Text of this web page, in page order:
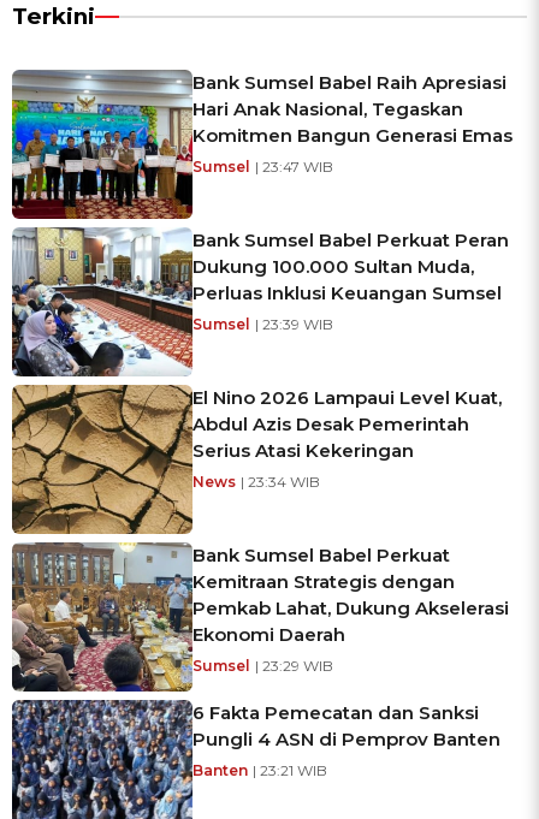
Terkini
Bank Sumsel Babel Raih Apresiasi
Hari Anak Nasional, Tegaskan
Komitmen Bangun Generasi Emas
Sumsel | 23:47 WIB
Bank Sumsel Babel Perkuat Peran
Dukung 100.000 Sultan Muda,
Perluas Inklusi Keuangan Sumsel
Sumsel | 23:39 WIB
El Nino 2026 Lampaui Level Kuat,
Abdul Azis Desak Pemerintah
Serius Atasi Kekeringan
News | 23:34 WIB
Bank Sumsel Babel Perkuat
Kemitraan Strategis dengan
Pemkab Lahat, Dukung Akselerasi
Ekonomi Daerah
Sumsel | 23:29 WIB
6 Fakta Pemecatan dan Sanksi
Pungli 4 ASN di Pemprov Banten
Banten | 23:21 WIB